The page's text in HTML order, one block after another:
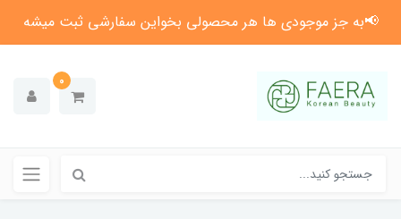
📢به جز موجودی ها هر محصولی بخواین سفارشی ثبت میشه
0